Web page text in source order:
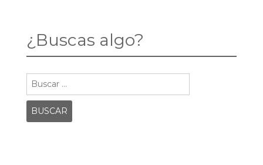
¿Buscas algo?